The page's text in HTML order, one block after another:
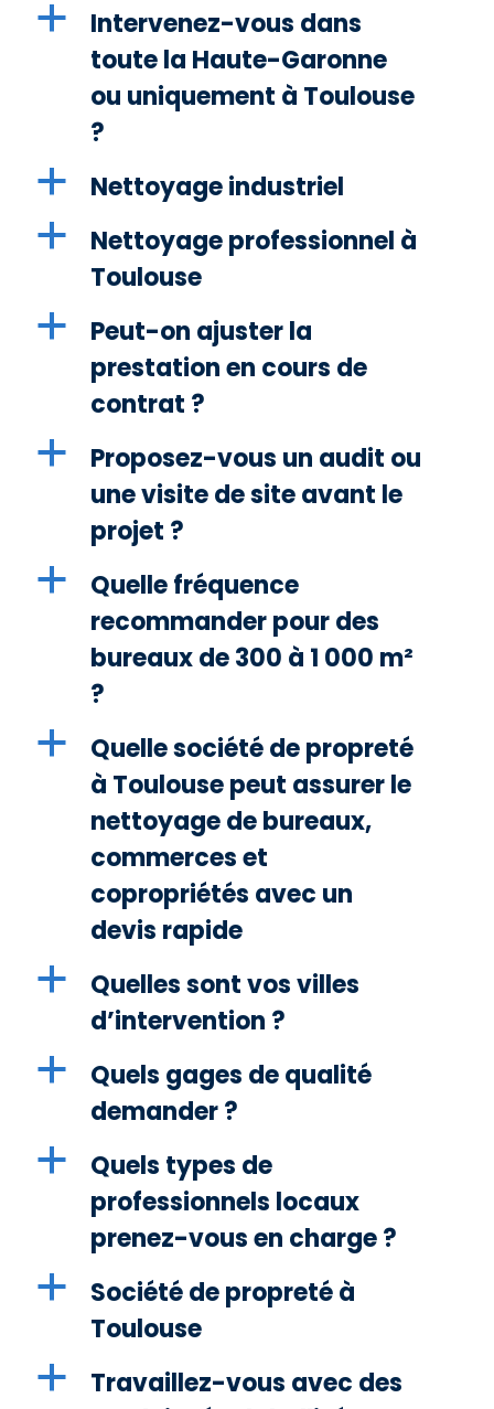
a
Intervenez-vous dans
toute la Haute-Garonne
ou uniquement à Toulouse
?
a Nettoyage industriel
a
Nettoyage professionnel à
Toulouse
a
Peut-on ajuster la
prestation en cours de
contrat ?
a
Proposez-vous un audit ou
une visite de site avant le
projet ?
a
Quelle fréquence
recommander pour des
bureaux de 300 à 1 000 m²
?
a
Quelle société de propreté
à Toulouse peut assurer le
nettoyage de bureaux,
commerces et
copropriétés avec un
devis rapide
a
Quelles sont vos villes
d’intervention ?
a
Quels gages de qualité
demander ?
a
Quels types de
professionnels locaux
prenez-vous en charge ?
a
Société de propreté à
Toulouse
a
Travaillez-vous avec des